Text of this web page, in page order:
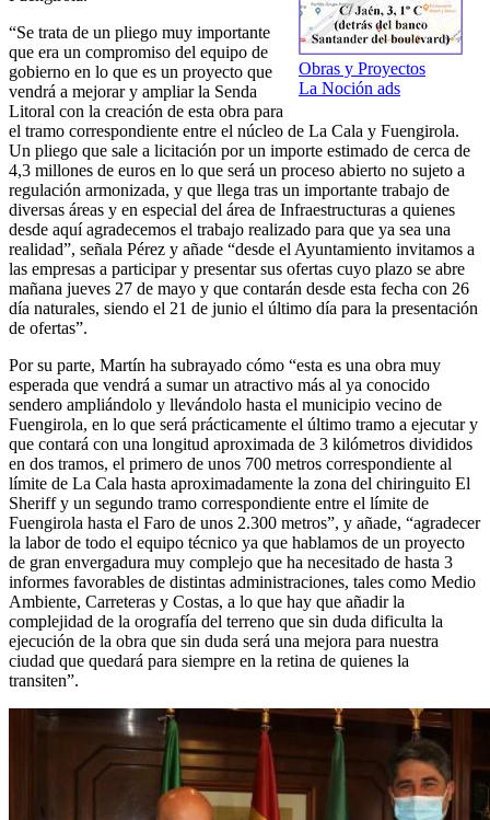
Obras y Proyectos
La Noción ads
“Se trata de un pliego muy importante
que era un compromiso del equipo de
gobierno en lo que es un proyecto que
vendrá a mejorar y ampliar la Senda
Litoral con la creación de esta obra para
el tramo correspondiente entre el núcleo de La Cala y Fuengirola.
Un pliego que sale a licitación por un importe estimado de cerca de
4,3 millones de euros en lo que será un proceso abierto no sujeto a
regulación armonizada, y que llega tras un importante trabajo de
diversas áreas y en especial del área de Infraestructuras a quienes
desde aquí agradecemos el trabajo realizado para que ya sea una
realidad”, señala Pérez y añade “desde el Ayuntamiento invitamos a
las empresas a participar y presentar sus ofertas cuyo plazo se abre
mañana jueves 27 de mayo y que contarán desde esta fecha con 26
día naturales, siendo el 21 de junio el último día para la presentación
de ofertas”.
Por su parte, Martín ha subrayado cómo “esta es una obra muy
esperada que vendrá a sumar un atractivo más al ya conocido
sendero ampliándolo y llevándolo hasta el municipio vecino de
Fuengirola, en lo que será prácticamente el último tramo a ejecutar y
que contará con una longitud aproximada de 3 kilómetros divididos
en dos tramos, el primero de unos 700 metros correspondiente al
límite de La Cala hasta aproximadamente la zona del chiringuito El
Sheriff y un segundo tramo correspondiente entre el límite de
Fuengirola hasta el Faro de unos 2.300 metros”, y añade, “agradecer
la labor de todo el equipo técnico ya que hablamos de un proyecto
de gran envergadura muy complejo que ha necesitado de hasta 3
informes favorables de distintas administraciones, tales como Medio
Ambiente, Carreteras y Costas, a lo que hay que añadir la
complejidad de la orografía del terreno que sin duda dificulta la
ejecución de la obra que sin duda será una mejora para nuestra
ciudad que quedará para siempre en la retina de quienes la
transiten”.